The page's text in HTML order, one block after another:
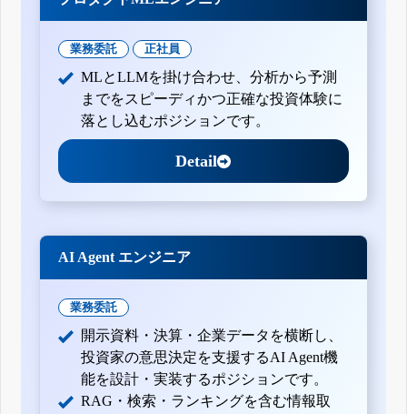
業務委託 正社員
MLとLLMを掛け合わせ、分析から予測
までをスピーディかつ正確な投資体験に
落とし込むポジションです。
Detail
AI Agent エンジニア
業務委託
開示資料・決算・企業データを横断し、
投資家の意思決定を支援するAI Agent機
能を設計・実装するポジションです。
RAG・検索・ランキングを含む情報取